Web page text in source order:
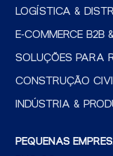
LOGÍSTICA &
E-COMMERCE B2B
SOLUÇÕES PARA
CONSTRUÇÃO
INDÚSTRIA &
PEQUENAS